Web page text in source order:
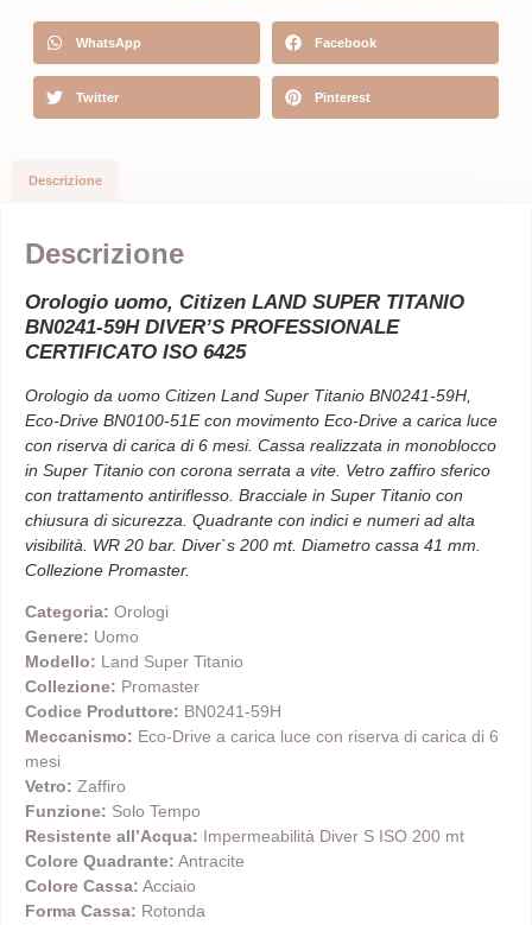
WhatsApp Facebook
Twitter Pinterest
Descrizione
Descrizione
Orologio uomo, Citizen LAND SUPER TITANIO
BN0241-59H DIVER’S PROFESSIONALE
CERTIFICATO ISO 6425
Orologio da uomo Citizen Land Super Titanio BN0241-59H,
Eco-Drive BN0100-51E con movimento Eco-Drive a carica luce
con riserva di carica di 6 mesi. Cassa realizzata in monoblocco
in Super Titanio con corona serrata a vite. Vetro zaffiro sferico
con trattamento antiriflesso. Bracciale in Super Titanio con
chiusura di sicurezza. Quadrante con indici e numeri ad alta
visibilità. WR 20 bar. Diver`s 200 mt. Diametro cassa 41 mm.
Collezione Promaster.
Categoria: Orologi
Genere: Uomo
Modello: Land Super Titanio
Collezione: Promaster
Codice Produttore: BN0241-59H
Meccanismo: Eco-Drive a carica luce con riserva di carica di 6
mesi
Vetro: Zaffiro
Funzione: Solo Tempo
Resistente all’Acqua: Impermeabilità Diver S ISO 200 mt
Colore Quadrante: Antracite
Colore Cassa: Acciaio
Forma Cassa: Rotonda